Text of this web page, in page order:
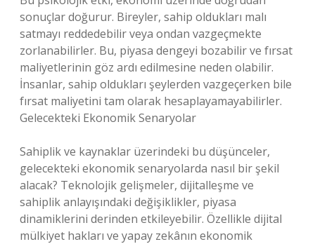
sonuçlar doğurur. Bireyler, sahip oldukları malı
satmayı reddedebilir veya ondan vazgeçmekte
zorlanabilirler. Bu, piyasa dengeyi bozabilir ve fırsat
maliyetlerinin göz ardı edilmesine neden olabilir.
İnsanlar, sahip oldukları şeylerden vazgeçerken bile
fırsat maliyetini tam olarak hesaplayamayabilirler.
Gelecekteki Ekonomik Senaryolar
Sahiplik ve kaynaklar üzerindeki bu düşünceler,
gelecekteki ekonomik senaryolarda nasıl bir şekil
alacak? Teknolojik gelişmeler, dijitalleşme ve
sahiplik anlayışındaki değişiklikler, piyasa
dinamiklerini derinden etkileyebilir. Özellikle dijital
mülkiyet hakları ve yapay zekânın ekonomik